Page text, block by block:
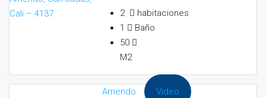
2
habitaciones
1
Baño
50
M2
Arriendo Video